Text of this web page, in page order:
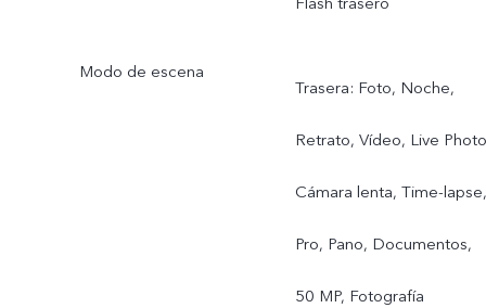
Modo de escena
Trasera: Foto, Noche,
Retrato, Vídeo, Live
Cámara lenta, Time-lapse,
Pro, Pano, Documentos,
50 MP, Fotografía